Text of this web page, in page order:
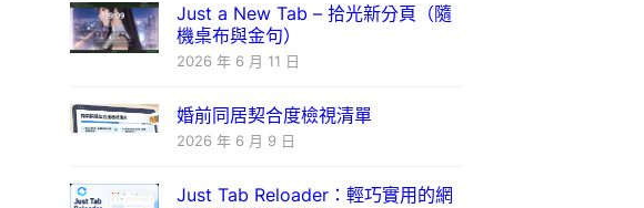
Just a New Tab – 拾光新分頁（隨
機桌布與金句）
2026 年 6 月 11 日
婚前同居契合度檢視清單
2026 年 6 月 9 日
Just Tab Reloader：輕巧實用的網